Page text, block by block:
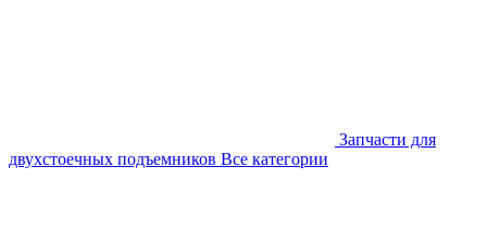
Запчасти для
двухстоечных подъемников Все категории